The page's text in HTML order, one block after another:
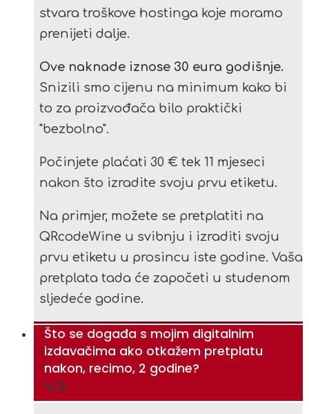
stvara troškove hostinga koje moramo
prenijeti dalje.
Ove naknade iznose 30 eura godišnje.
Snizili smo cijenu na minimum kako bi
to za proizvođača bilo praktički
"bezbolno".
Počinjete plaćati 30 € tek 11 mjeseci
nakon što izradite svoju prvu etiketu.
Na primjer, možete se pretplatiti na
QRcodeWine u svibnju i izraditi svoju
prvu etiketu u prosincu iste godine. Vaša
pretplata tada će započeti u studenom
sljedeće godine.
Što se događa s mojim digitalnim
izdavačima ako otkažem pretplatu
nakon, recimo, 2 godine?